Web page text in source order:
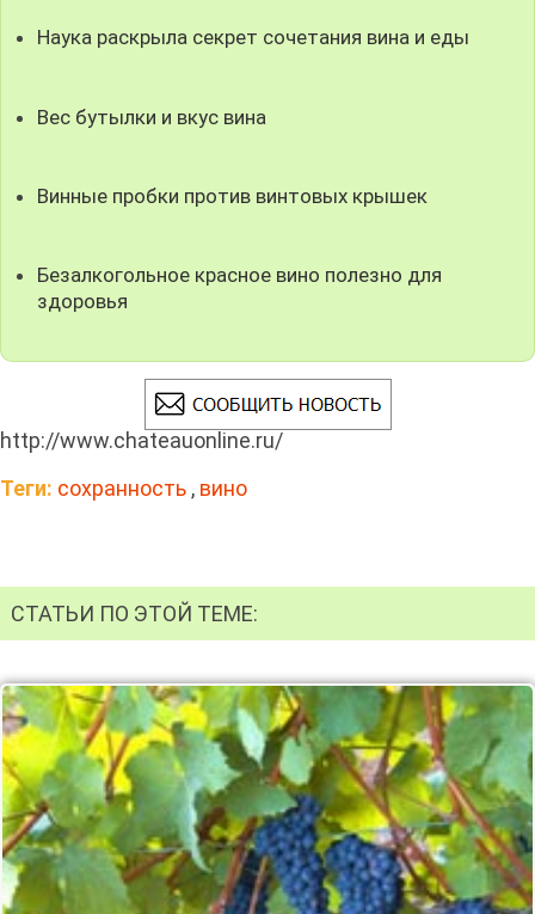
Наука раскрыла секрет сочетания вина и еды
Вес бутылки и вкус вина
Винные пробки против винтовых крышек
Безалкогольное красное вино полезно для
здоровья
http://www.chateauonline.ru/
Теги: сохранность , вино
СТАТЬИ ПО ЭТОЙ ТЕМЕ: